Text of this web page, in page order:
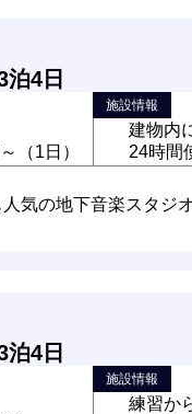
4日
（1日）
施設情報
建物内
24時間
気の地下音楽スタジ
4日
施設情報
練習か